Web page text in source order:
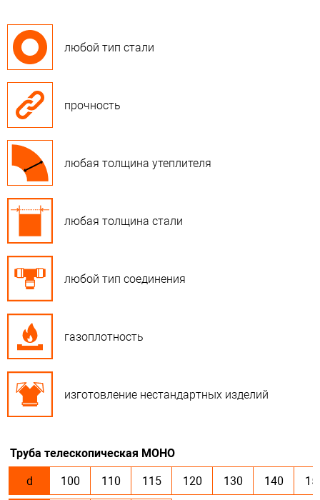
любой тип стали
прочность
любая толщина утеплителя
любая толщина стали
любой тип соединения
газоплотность
изготовление нестандартных изделий
Труба телескопическая МОНО
d 100 110 115 120 130 140